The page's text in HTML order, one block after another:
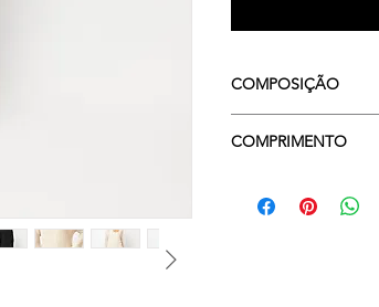
COMPOSIÇÃO
COMPRIMENTO
BARRA: 46 CM P |